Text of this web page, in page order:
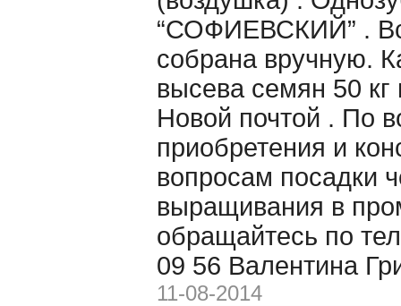
“СОФИЕВСКИЙ” .
собрана вручную.
высева семян 50 кг
Новой почтой . По
приобретения и
вопросам посадки
выращивания в
обращайтесь по
09 56 Валентина
11-08-2014